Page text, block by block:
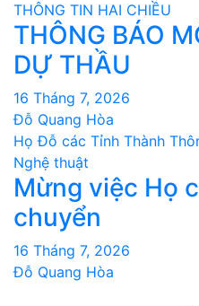
THÔNG TIN HAI CHIỀU
THÔNG BÁO
DỰ THẦU
16 Tháng 7, 2026
Đỗ Quang Hòa
Họ Đỗ các Tỉnh Thành
Nghệ thuật
Mừng việc Họ
chuyển
16 Tháng 7, 2026
Đỗ Quang Hòa